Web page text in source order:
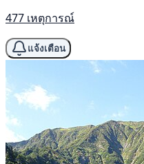
477 เหตุการณ์
แจ้งเตือน